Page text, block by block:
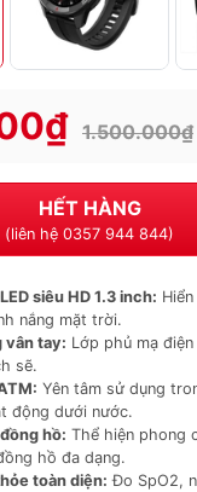
1.500.000₫
HẾT HÀNG
(liên hệ 0357 944 844)
siêu HD 1.3 inch:
nắng mặt trời.
vân tay: Lớp phủ mạ
sẽ.
Yên tâm sử dụng
động dưới nước.
hồ: Thể hiện phong
hồ đa dạng.
toàn diện: Đo SpO2,